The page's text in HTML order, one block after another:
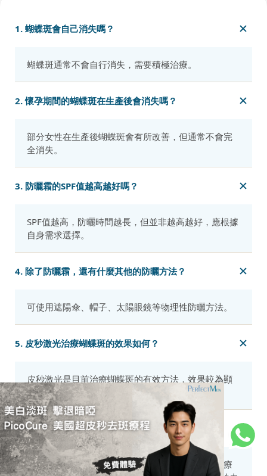
1. 蝴蝶斑會自己消失嗎？
蝴蝶斑通常不會自行消失，需要積極治療。
2. 懷孕期間的蝴蝶斑在生產後會消失嗎？
部分女性在生產後蝴蝶斑會有所改善，但通常不會完
全消失。
3. 防曬霜的SPF值越高越好嗎？
SPF值越高，防曬時間越長，但並非越高越好，應根據
自身需求選擇。
4. 除了防曬霜，還有什麼其他的防曬方法？
可使用遮陽傘、帽子、太陽眼鏡等物理性防曬方法。
5. 皮秒激光治療蝴蝶斑的效果如何？
皮秒激光是目前治療蝴蝶斑的有效方法，效果較為顯
著。
6.有什麼改善蝴蝶斑的療程值得推薦？
蝴蝶斑因為深層與複雜成因較難用一般保養處理，療